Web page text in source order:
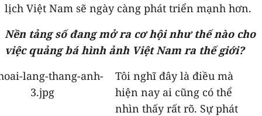
lịch Việt Nam sẽ ngày càng phát triển mạnh hơn.
Nền tảng số đang mở ra cơ hội như thế nào cho
việc quảng bá hình ảnh Việt Nam ra thế giới?
Tôi nghĩ đây là điều mà
hiện nay ai cũng có thể
nhìn thấy rất rõ. Sự phát